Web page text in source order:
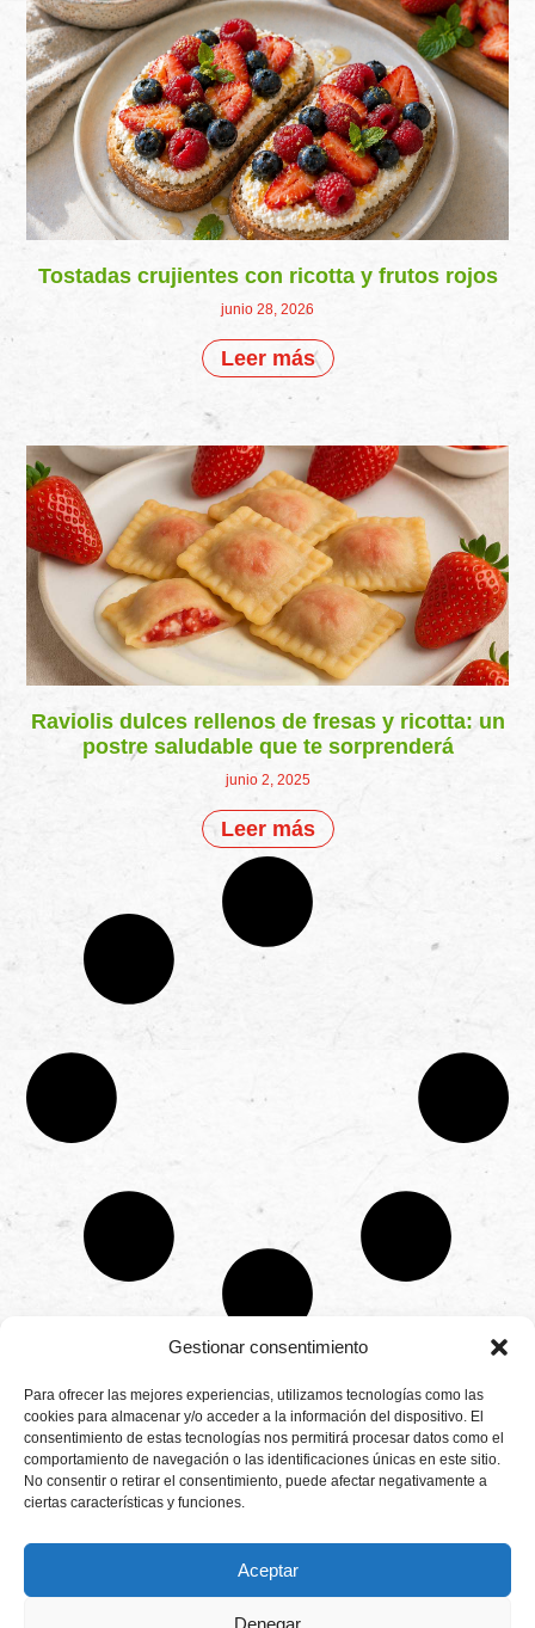
Gestionar consentimiento
Para ofrecer las mejores experiencias, utilizamos tecnologías como las
cookies para almacenar y/o acceder a la información del dispositivo. El
consentimiento de estas tecnologías nos permitirá procesar datos como el
comportamiento de navegación o las identificaciones únicas en este sitio.
No consentir o retirar el consentimiento, puede afectar negativamente a
ciertas características y funciones.
Aceptar
Denegar
Tostadas crujientes con ricotta y frutos rojos
junio 28, 2026
Leer más
Raviolis dulces rellenos de fresas y ricotta: un
postre saludable que te sorprenderá
junio 2, 2025
Leer más
Productores
de
fresas,
frambuesas,
arándanos
Calidad
CONTÁCTANOS
Camino de
Montemayor s/n
21800 Moguer.
Huelva ESPAÑA.
info@cunadeplatero.com
25
MATERIALES
CORPORATIVOS
Aviso legal
Política de
privacidad
Canal de denuncias